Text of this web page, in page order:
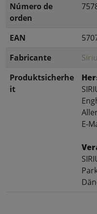
Número de
orden
EAN
Fabricante
Produktsicherhe
it
E-